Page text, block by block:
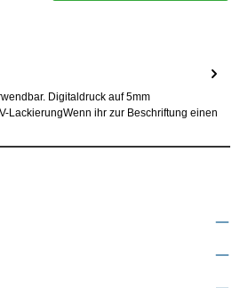
Digitaldruck auf 5mm
LackierungWenn ihr zur Beschriftung einen